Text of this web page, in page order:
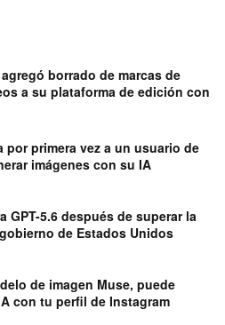
borrado de marcas de
a su plataforma de edición con
por primera vez a un usuario de
imágenes con su IA
GPT-5.6 después de superar la
de Estados Unidos
de imagen Muse, puede
con tu perfil de Instagram